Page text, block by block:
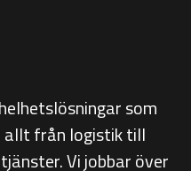
som
allt från logistik till
Vi jobbar över